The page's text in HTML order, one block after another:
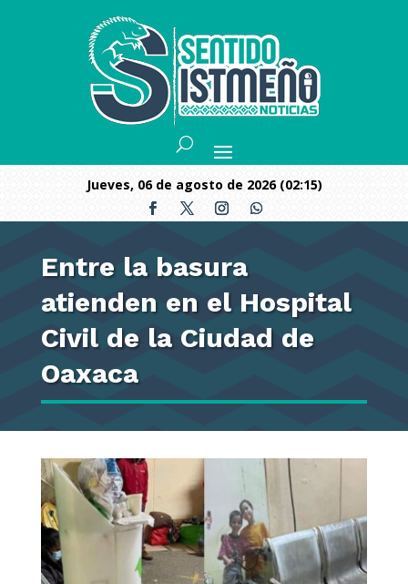
jueves, 06 de agosto de 2026 (02:15)
Entre la basura
atienden en el Hospital
Civil de la Ciudad de
Oaxaca